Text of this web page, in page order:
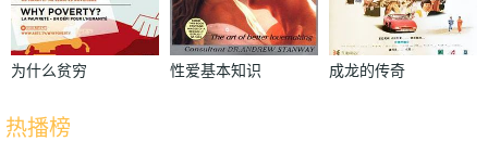
为什么贫穷 性爱基本知识 成龙的传奇
热播榜